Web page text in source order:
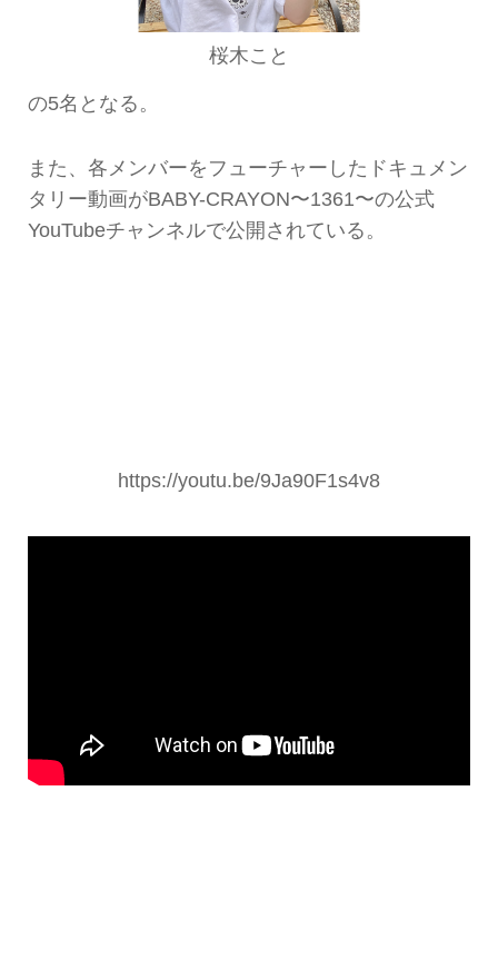
桜木こと
の5名となる。
また、各メンバーをフューチャーしたドキュメン
タリー動画がBABY-CRAYON〜1361〜の公式
YouTubeチャンネルで公開されている。
https://youtu.be/9Ja90F1s4v8